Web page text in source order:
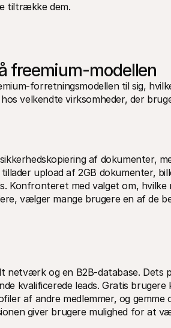
tiltrække dem.
freemium-modellen
forretningsmodellen til sig,
velkendte virksomheder, der
af dokumenter,
upload af 2GB dokumenter,
Konfronteret med valget om, hvilke
vælger mange brugere en af de
netværk og en B2B-database. Dets
kvalificerede leads. Gratis
af andre medlemmer, og
giver brugere mulighed for at